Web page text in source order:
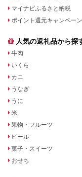
マイナビふるさと納税
ポイント還元キャンペーン
人気の返礼品から探
牛肉
いくら
カニ
うなぎ
うに
米
果物・フルーツ
ビール
菓子・スイーツ
おせち